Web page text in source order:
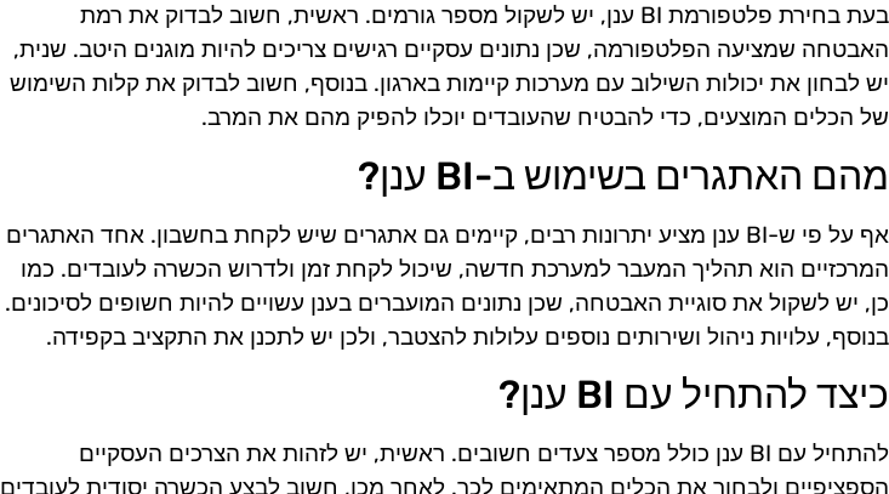
בעת בחירת פלטפורמת BI ענן, יש לשקול מספר גורמים. ראשית, חשוב לבדוק את רמת
האבטחה שמציעה הפלטפורמה, שכן נתונים עסקיים רגישים צריכים להיות מוגנים היטב. שנית,
יש לבחון את יכולות השילוב עם מערכות קיימות בארגון. בנוסף, חשוב לבדוק את קלות השימוש
של הכלים המוצעים, כדי להבטיח שהעובדים יוכלו להפיק מהם את המרב.
מהם האתגרים בשימוש ב-BI ענן?
אף על פי ש-BI ענן מציע יתרונות רבים, קיימים גם אתגרים שיש לקחת בחשבון. אחד האתגרים
המרכזיים הוא תהליך המעבר למערכת חדשה, שיכול לקחת זמן ולדרוש הכשרה לעובדים. כמו
כן, יש לשקול את סוגיית האבטחה, שכן נתונים המועברים בענן עשויים להיות חשופים לסיכונים.
בנוסף, עלויות ניהול ושירותים נוספים עלולות להצטבר, ולכן יש לתכנן את התקציב בקפידה.
כיצד להתחיל עם BI ענן?
להתחיל עם BI ענן כולל מספר צעדים חשובים. ראשית, יש לזהות את הצרכים העסקיים
הספציפיים ולבחור את הכלים המתאימים לכך. לאחר מכן, חשוב לבצע הכשרה יסודית לעובדים